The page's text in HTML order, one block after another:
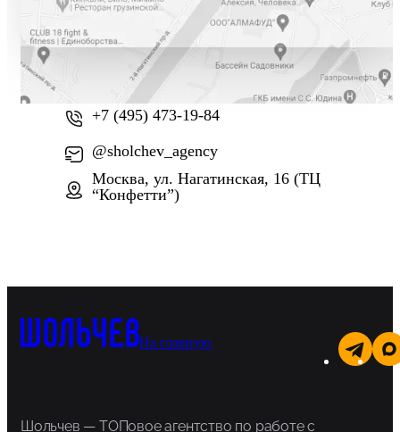
+7 (800) 777-61-74
+7 (495) 473-19-84
@sholchev_agency
Москва, ул. Нагатинская, 16 (ТЦ
“Конфетти”)
На главную
Шольчев — ТОПовое агентство по работе с